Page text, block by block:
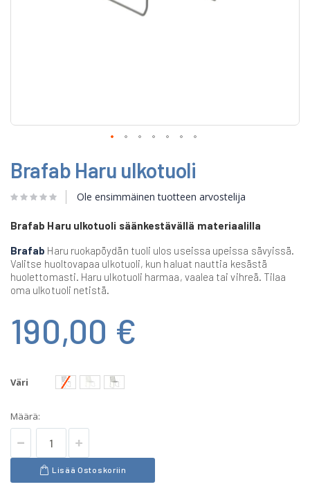
to
the
beginning
of
images
Brafab Haru ulkotuoli
Ole ensimmäinen tuotteen arvostelija
Brafab Haru ulkotuoli säänkestävällä materiaalilla
Brafab Haru ruokapöydän tuoli ulos useissa upeissa sävyissä.
Valitse huoltovapaa ulkotuoli, kun haluat nauttia kesästä
huolettomasti. Haru ulkotuoli harmaa, vaalea tai vihreä. Tilaa
oma ulkotuoli netistä.
190,00 €
Väri
Määrä:
Lisää Ostoskoriin